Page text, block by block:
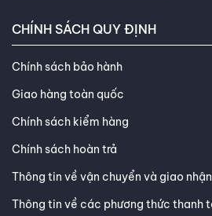
CHÍNH SÁCH QUY ĐỊNH
Chính sách bảo hành
Giao hàng toàn quốc
Chính sách kiểm hàng
Chính sách hoàn trả
Thông tin về vận chuyển và giao nhận
Thông tin về các phương thức thanh